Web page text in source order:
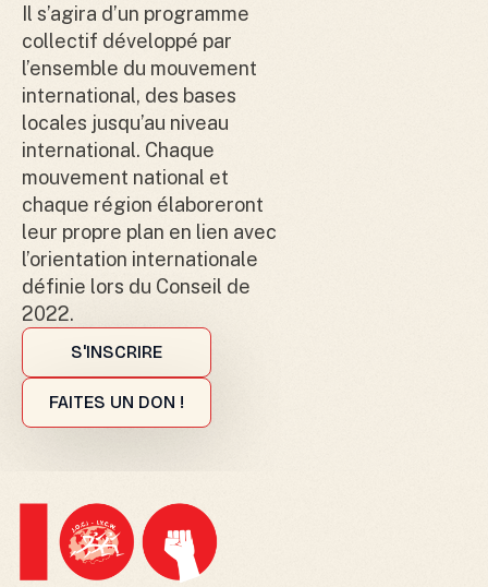
Il s’agira d’un programme
collectif développé par
l’ensemble du mouvement
international, des bases
locales jusqu’au niveau
international. Chaque
mouvement national et
chaque région élaboreront
leur propre plan en lien avec
l’orientation internationale
définie lors du Conseil de
2022.
S'INSCRIRE
FAITES UN DON !